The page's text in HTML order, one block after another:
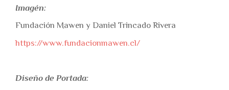
Imagén:
Fundación Mawen y Daniel Trincado Rivera
https://www.fundacionmawen.cl/
Diseño de Portada: